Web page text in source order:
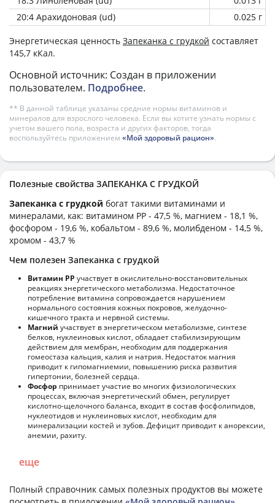
20:4 Арахидоновая (ud)
0.025 г
Энергетическая ценность Запеканка с грудкой составляет
145,7 кКал.
Основной источник: Создан в приложении
пользователем. Подробнее.
** В данной таблице указаны средние нормы витаминов и
минералов для взрослого человека. Если вы хотите узнать нормы с
учетом вашего пола, возраста и других факторов, тогда
воспользуйтесь приложением «Мой здоровый рацион».
Полезные свойства ЗАПЕКАНКА С ГРУДКОЙ
Запеканка с грудкой богат такими витаминами и
минералами, как: витамином PP - 47,5 %, магнием - 18,1 %,
фосфором - 19,6 %, кобальтом - 89,6 %, молибденом - 14,5 %,
хромом - 43,7 %
Чем полезен Запеканка с грудкой
Витамин РР участвует в окислительно-восстановительных
реакциях энергетического метаболизма. Недостаточное
потребление витамина сопровождается нарушением
нормального состояния кожных покровов, желудочно-
кишечного тракта и нервной системы.
Магний участвует в энергетическом метаболизме, синтезе
белков, нуклеиновых кислот, обладает стабилизирующим
действием для мембран, необходим для поддержания
гомеостаза кальция, калия и натрия. Недостаток магния
приводит к гипомагниемии, повышению риска развития
гипертонии, болезней сердца.
Фосфор принимает участие во многих физиологических
процессах, включая энергетический обмен, регулирует
кислотно-щелочного баланса, входит в состав фосфолипидов,
нуклеотидов и нуклеиновых кислот, необходим для
минерализации костей и зубов. Дефицит приводит к анорексии,
анемии, рахиту.
еще
Полный справочник самых полезных продуктов вы можете